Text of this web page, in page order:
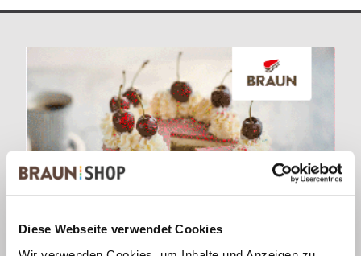
Diese Webseite verwendet Cookies